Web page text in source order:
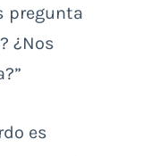
pregunta
¿Nos
es